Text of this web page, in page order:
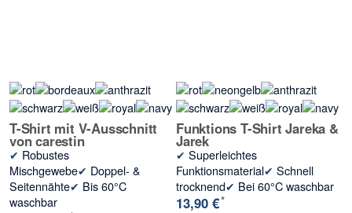
T-Shirt mit V-Ausschnitt
von carestin
✔ Robustes
Mischgewebe✔ Doppel- &
Seitennähte✔ Bis 60°C
waschbar
Funktions T-Shirt Jareka &
Jarek
✔ Superleichtes
Funktionsmaterial✔ Schnell
trocknend✔ Bei 60°C waschbar
13,90 €*